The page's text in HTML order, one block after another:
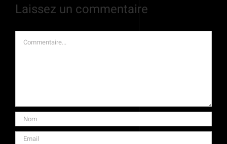
Laissez un commentaire
Commentaire